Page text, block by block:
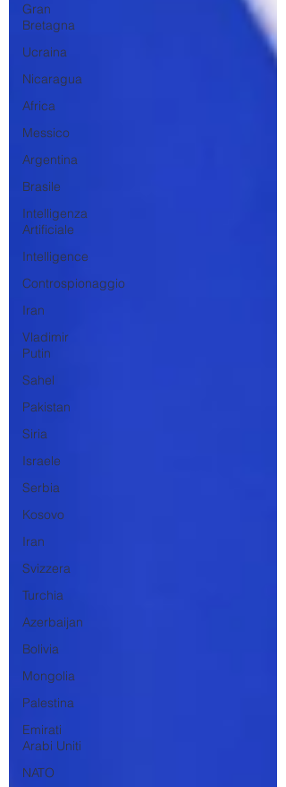
Gran
Bretagna
Ucraina
Nicaragua
Africa
Messico
Argentina
Brasile
Intelligenza
Artificiale
Intelligence
Controspionaggio
Iran
Vladimir
Putin
Sahel
Pakistan
Siria
Israele
Serbia
Kosovo
Iran
Svizzera
Turchia
Azerbaijan
Bolivia
Mongolia
Palestina
Emirati
Arabi Uniti
NATO